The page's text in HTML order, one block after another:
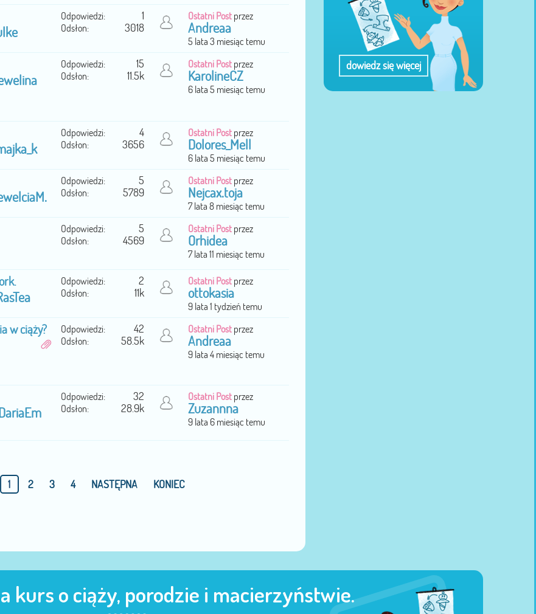
Odpowiedzi: 1
Odsłon: 3018
Ostatni Postprzez
Andreaa
5 lata 3 miesiąc temu
Odpowiedzi: 15
Odsłon: 11.5k
Ostatni Postprzez
KarolineCZ
6 lata 5 miesiąc temu
Odpowiedzi: 4
Odsłon: 3656
Ostatni Postprzez
Dolores_Mell
6 lata 5 miesiąc temu
Odpowiedzi: 5
Odsłon: 5789
Ostatni Postprzez
Nejcax.toja
7 lata 8 miesiąc temu
Odpowiedzi: 5
Odsłon: 4569
Ostatni Postprzez
Orhidea
7 lata 11 miesiąc temu
Odpowiedzi: 2
Odsłon: 11k
Ostatni Postprzez
ottokasia
9 lata 1 tydzień temu
w ciąży? Odpowiedzi: 42
Odsłon: 58.5k
Ostatni Postprzez
Andreaa
9 lata 4 miesiąc temu
Odpowiedzi: 32
Odsłon: 28.9k
Ostatni Postprzez
Zuzannna
9 lata 6 miesiąc temu
1 2 3 4 NASTĘPNA KONIEC
dowiedz się więcej
kurs o ciąży, porodzie i macierzyństwie.